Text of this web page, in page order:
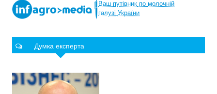
Ваш путівник по молочній
галузі України
Думка експерта